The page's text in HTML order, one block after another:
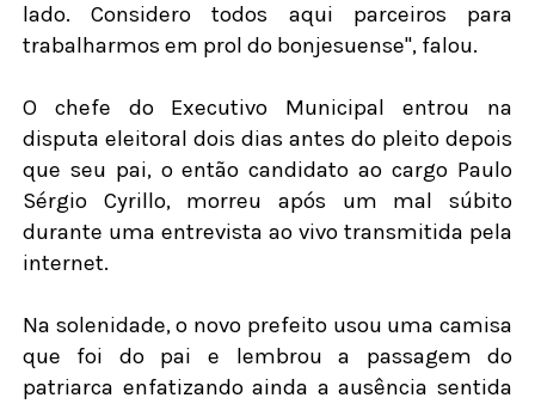
lado. Considero todos aqui parceiros para
trabalharmos em prol do bonjesuense", falou.
O chefe do Executivo Municipal entrou na
disputa eleitoral dois dias antes do pleito depois
que seu pai, o então candidato ao cargo Paulo
Sérgio Cyrillo, morreu após um mal súbito
durante uma entrevista ao vivo transmitida pela
internet.
Na solenidade, o novo prefeito usou uma camisa
que foi do pai e lembrou a passagem do
patriarca enfatizando ainda a ausência sentida